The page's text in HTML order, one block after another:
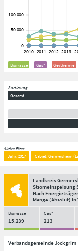
Biomasse Gas* Geothermie
Sortierung
Gesamt
Aktive Filter
Jahr: 2017
Gebiet: Germersheim
Landkreis
Stromeinspeisung
Nach Energieträger
Menge(Absolut) in
Biomasse Gas*
15.239 213
Verbandsgemeinde Jockgrim